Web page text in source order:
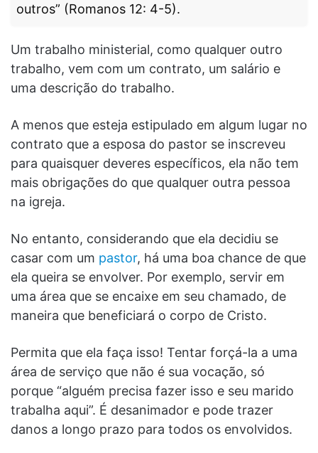
outros” (Romanos 12: 4-5).
Um trabalho ministerial, como qualquer outro
trabalho, vem com um contrato, um salário e
uma descrição do trabalho.
A menos que esteja estipulado em algum lugar no
contrato que a esposa do pastor se inscreveu
para quaisquer deveres específicos, ela não tem
mais obrigações do que qualquer outra pessoa
na igreja.
No entanto, considerando que ela decidiu se
casar com um pastor, há uma boa chance de que
ela queira se envolver. Por exemplo, servir em
uma área que se encaixe em seu chamado, de
maneira que beneficiará o corpo de Cristo.
Permita que ela faça isso! Tentar forçá-la a uma
área de serviço que não é sua vocação, só
porque “alguém precisa fazer isso e seu marido
trabalha aqui”. É desanimador e pode trazer
danos a longo prazo para todos os envolvidos.